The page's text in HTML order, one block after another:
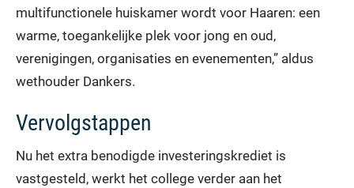
multifunctionele huiskamer wordt voor Haaren: een
warme, toegankelijke plek voor jong en oud,
verenigingen, organisaties en evenementen,” aldus
wethouder Dankers.
Vervolgstappen
Nu het extra benodigde investeringskrediet is
vastgesteld, werkt het college verder aan het